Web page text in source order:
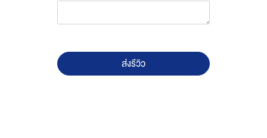
ส่งรีวิว